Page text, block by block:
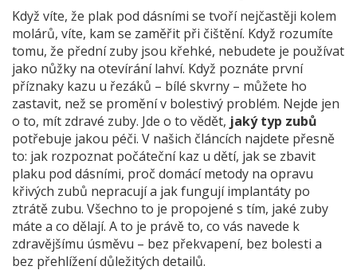
Když víte, že plak pod dásními se tvoří nejčastěji kolem
molárů, víte, kam se zaměřit při čištění. Když rozumíte
tomu, že přední zuby jsou křehké, nebudete je používat
jako nůžky na otevírání lahví. Když poznáte první
příznaky kazu u řezáků – bílé skvrny – můžete ho
zastavit, než se promění v bolestivý problém. Nejde jen
o to, mít zdravé zuby. Jde o to vědět, jaký typ zubů
potřebuje jakou péči. V našich článcích najdete přesně
to: jak rozpoznat počáteční kaz u dětí, jak se zbavit
plaku pod dásními, proč domácí metody na opravu
křivých zubů nepracují a jak fungují implantáty po
ztrátě zubu. Všechno to je propojené s tím, jaké zuby
máte a co dělají. A to je právě to, co vás navede k
zdravějšímu úsměvu – bez překvapení, bez bolesti a
bez přehlížení důležitých detailů.